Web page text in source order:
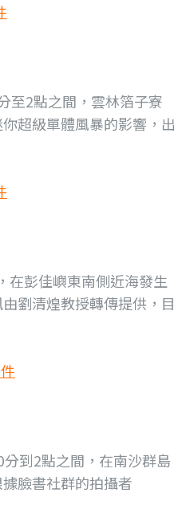
至2點之間，雲林箔子寮
超級單體風暴的影響，出
在彭佳嶼東南側近海發生
劉清煌教授轉傳提供，目
到2點之間，在南沙群島
臉書社群的拍攝者